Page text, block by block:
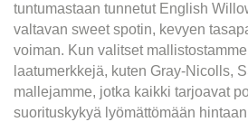
tuntumastaan ​​tunnetut English
valtavan sweet spotin, kevyen
voiman. Kun valitset
laatumerkkejä, kuten Gray-Nicolls,
mallejamme, jotka kaikki tarjoavat
suorituskykyä lyömättömään